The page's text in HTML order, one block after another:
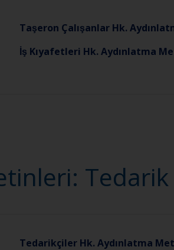
Taşeron Çalışanlar Hk.
İş Kıyafetleri Hk. Aydınlatma
Tedarikçiler Hk. Aydınlatma